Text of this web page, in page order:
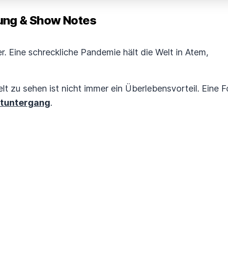
& Show Notes
Eine schreckliche Pandemie hält die Welt in Atem,
zu sehen ist nicht immer ein Überlebensvorteil. Eine
.